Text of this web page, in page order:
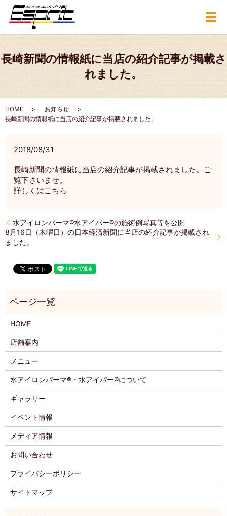
メ
長崎新聞の情報紙に当店の紹介記事が掲載さ
れました。
HOME
お知らせ
長崎新聞の情報紙に当店の紹介記事が掲載されました。
2018/08/31
長崎新聞の情報紙に当店の紹介記事が掲載されました。ご
覧下さいませ。
詳しくはこちら
水アイロンパーマ®️水アイパー®️の施術例写真等を公開
8月16日（木曜日）の日本経済新聞に当店の紹介記事が掲載され
ました。
HOME
店舗案内
メニュー
水アイロンパーマ®・水アイパー®について
ギャラリー
イベント情報
メディア情報
お問い合わせ
プライバシーポリシー
サイトマップ